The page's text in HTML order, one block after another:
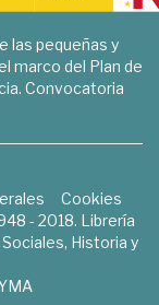
las pequeñas y
marco del Plan de
Convocatoria
Cookies
- 2018. Librería
Historia y